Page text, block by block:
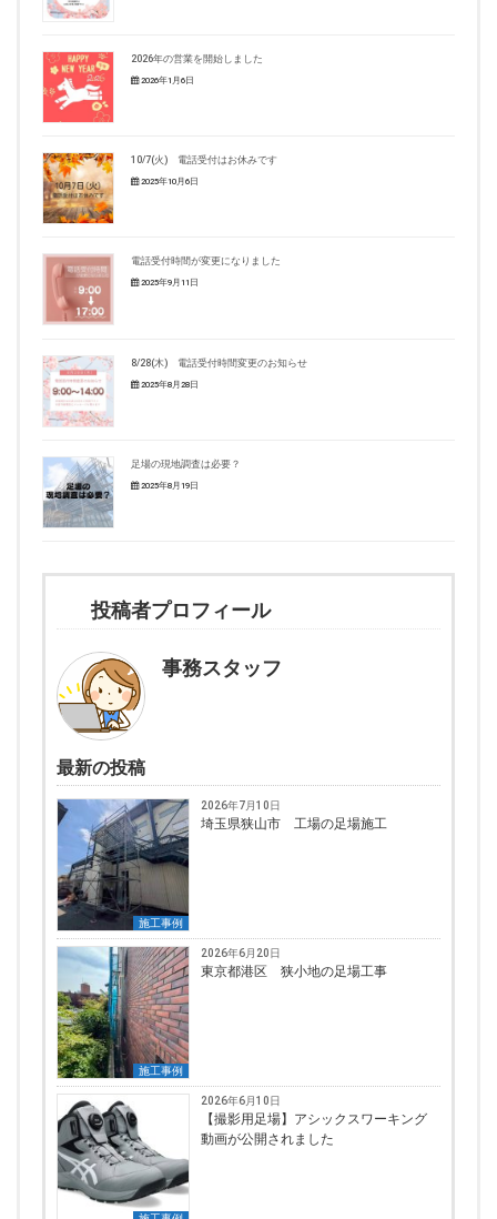
2026年の営業を開始しました
2026年1月6日
10/7(火) 電話受付はお休みです
2025年10月6日
電話受付時間が変更になりました
2025年9月11日
8/28(木) 電話受付時間変更のお知らせ
2025年8月28日
足場の現地調査は必要？
2025年8月19日
投稿者プロフィール
事務スタッフ
最新の投稿
施工事例
2026年7月10日
埼玉県狭山市 工場の足場施工
施工事例
2026年6月20日
東京都港区 狭小地の足場工事
2026年6月10日
【撮影用足場】アシックスワーキング
動画が公開されました